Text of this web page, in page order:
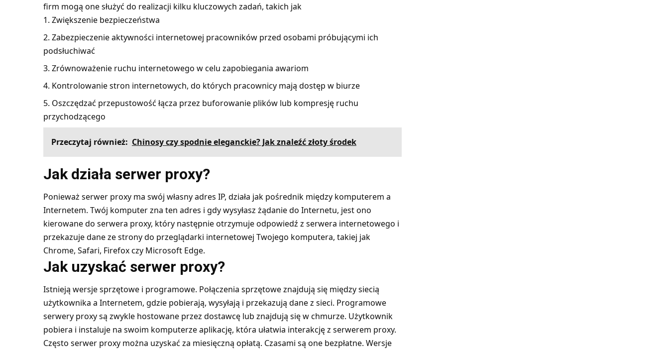
firm mogą one służyć do realizacji kilku kluczowych zadań, takich jak
Zwiększenie bezpieczeństwa
Zabezpieczenie aktywności internetowej pracowników przed osobami próbującymi ich
podsłuchiwać
Zrównoważenie ruchu internetowego w celu zapobiegania awariom
Kontrolowanie stron internetowych, do których pracownicy mają dostęp w biurze
Oszczędzać przepustowość łącza przez buforowanie plików lub kompresję ruchu
przychodzącego
Przeczytaj również: Chinosy czy spodnie eleganckie? Jak znaleźć złoty środek
Jak działa serwer proxy?
Ponieważ serwer proxy ma swój własny adres IP, działa jak pośrednik między komputerem a
Internetem. Twój komputer zna ten adres i gdy wysyłasz żądanie do Internetu, jest ono
kierowane do serwera proxy, który następnie otrzymuje odpowiedź z serwera internetowego i
przekazuje dane ze strony do przeglądarki internetowej Twojego komputera, takiej jak
Chrome, Safari, Firefox czy Microsoft Edge.
Jak uzyskać serwer proxy?
Istnieją wersje sprzętowe i programowe. Połączenia sprzętowe znajdują się między siecią
użytkownika a Internetem, gdzie pobierają, wysyłają i przekazują dane z sieci. Programowe
serwery proxy są zwykle hostowane przez dostawcę lub znajdują się w chmurze. Użytkownik
pobiera i instaluje na swoim komputerze aplikację, która ułatwia interakcję z serwerem proxy.
Często serwer proxy można uzyskać za miesięczną opłatą. Czasami są one bezpłatne. Wersje